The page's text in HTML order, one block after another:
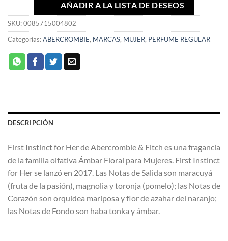
AÑADIR A LA LISTA DE DESEOS
SKU:0085715004802
Categorías:ABERCROMBIE, MARCAS, MUJER, PERFUME REGULAR
DESCRIPCIÓN
First Instinct for Her de Abercrombie & Fitch es una fragancia
de la familia olfativa Ámbar Floral para Mujeres. First Instinct
for Her se lanzó en 2017. Las Notas de Salida son maracuyá
(fruta de la pasión), magnolia y toronja (pomelo); las Notas de
Corazón son orquídea mariposa y flor de azahar del naranjo;
las Notas de Fondo son haba tonka y ámbar.